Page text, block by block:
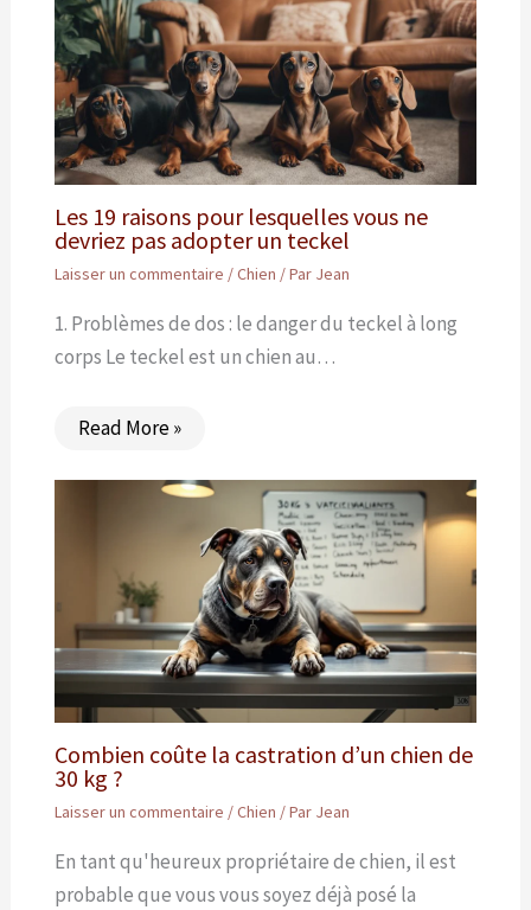
Les 19 raisons pour lesquelles vous ne
devriez pas adopter un teckel
Laisser un commentaire /Chien / Par Jean
1. Problèmes de dos : le danger du teckel à long
corps Le teckel est un chien au…
Read More »
Combien coûte la castration d’un chien de
30 kg ?
Laisser un commentaire /Chien / Par Jean
En tant qu'heureux propriétaire de chien, il est
probable que vous vous soyez déjà posé la